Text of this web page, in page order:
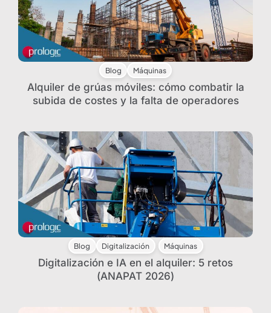
Blog Máquinas
Alquiler de grúas móviles: cómo combatir la
subida de costes y la falta de operadores
Blog Digitalización Máquinas
Digitalización e IA en el alquiler: 5 retos
(ANAPAT 2026)